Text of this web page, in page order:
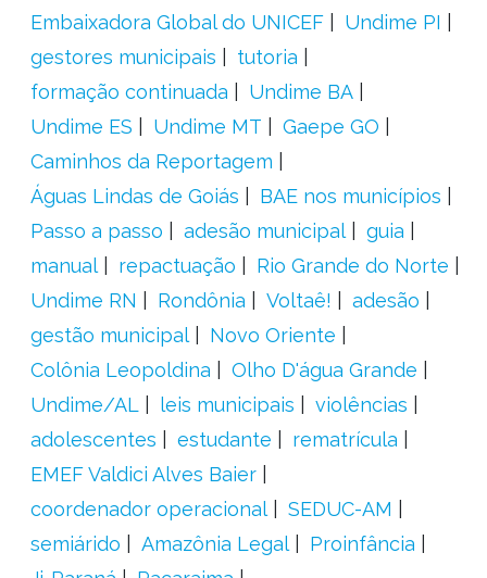
Embaixadora Global do UNICEF
Undime PI
gestores municipais
tutoria
formação continuada
Undime BA
Undime ES
Undime MT
Gaepe GO
Caminhos da Reportagem
Águas Lindas de Goiás
BAE nos municípios
Passo a passo
adesão municipal
guia
manual
repactuação
Rio Grande do Norte
Undime RN
Rondônia Voltaê!
adesão
gestão municipal
Novo Oriente
Colônia Leopoldina
Olho D'água Grande
Undime/AL
leis municipais
violências
adolescentes
estudante
rematrícula
EMEF Valdici Alves Baier
coordenador operacional
SEDUC-AM
semiárido
Amazônia Legal
Proinfância